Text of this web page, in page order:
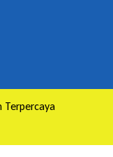
Terpercaya